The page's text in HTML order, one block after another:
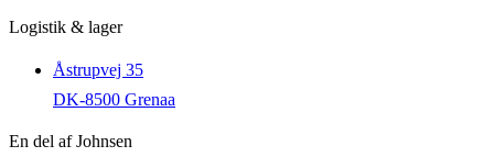
Logistik & lager
Åstrupvej 35
DK-8500 Grenaa
En del af Johnsen